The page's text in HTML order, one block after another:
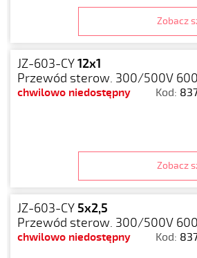
Zobacz
JZ-603-CY12x1
Przewód sterow. 300/500V
chwilowo niedostępny Kod:
Zobacz
JZ-603-CY5x2,5
Przewód sterow. 300/500V
chwilowo niedostępny Kod: